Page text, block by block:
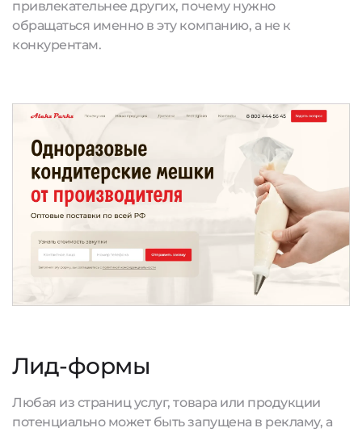
привлекательнее других, почему нужно
обращаться именно в эту компанию, а не к
конкурентам.
Лид-формы
Любая из страниц услуг, товара или продукции
потенциально может быть запущена в рекламу, а